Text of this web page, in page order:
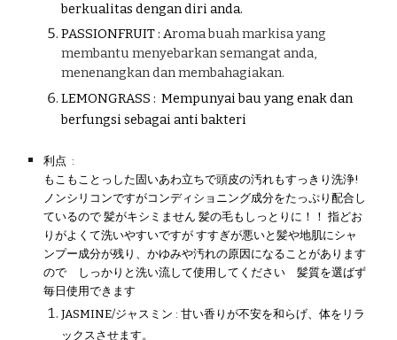
berkualitas dengan diri anda.
PASSIONFRUIT :Aroma buah markisa yang
membantu menyebarkan semangat anda,
menenangkan dan membahagiakan.
LEMONGRASS :Mempunyai bau yang enak dan
berfungsi sebagai anti bakteri
利点 :
もこもことっした固いあわ立ちで頭皮の汚れもすっきり洗浄!
ノンシリコンですがコンディショニング成分をたっぷり配合し
ているので 髪がキシミません 髪の毛もしっとりに！！ 指どお
りがよくて洗いやすいですが すすぎが悪いと髪や地肌にシャ
ンプー成分が残り、かゆみや汚れの原因になることがあります
ので しっかりと洗い流して使用してください 髪質を選ばず
毎日使用できます
JASMINE/ジャスミン : 甘い香りが不安を和らげ、体をリラ
ックスさせます。